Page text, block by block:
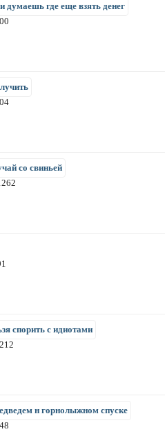
думаешь где еще взять денег
со свиньей
спорить с идиотами
н горнолыжном спуске